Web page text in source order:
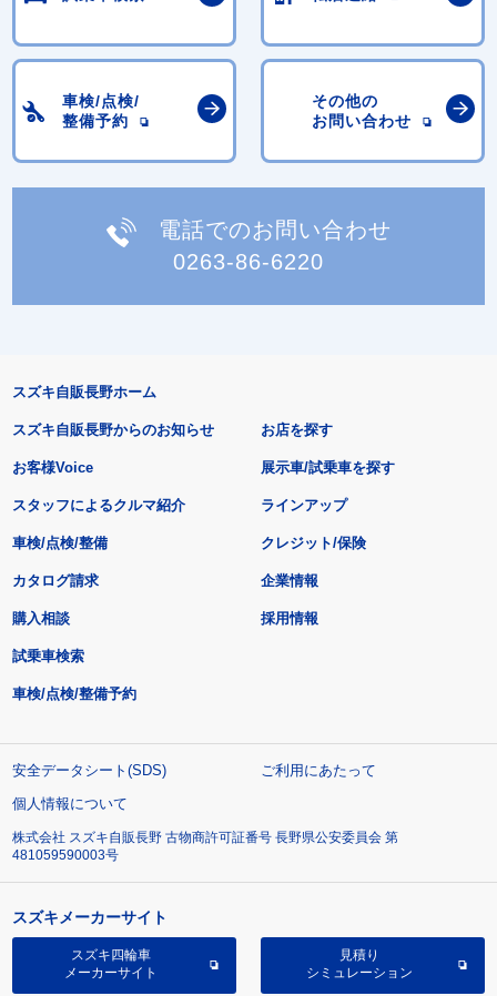
車検/点検/
整備予約
その他の
お問い合わせ
電話でのお問い合わせ
0263-86-6220
スズキ自販長野ホーム
スズキ自販長野からのお知らせ
お客様Voice
スタッフによるクルマ紹介
お店を探す
展示車/試乗車を探す
ラインアップ
車検/点検/整備 クレジット/保険
カタログ請求
購入相談
試乗車検索
車検/点検/整備予約
企業情報
採用情報
安全データシート(SDS)
ご利用にあたって
個人情報について
株式会社 スズキ自販長野 古物商許可証番号 長野県公安委員会 第
481059590003号
スズキメーカーサイト
スズキ四輪車
メーカーサイト
見積り
シミュレーション